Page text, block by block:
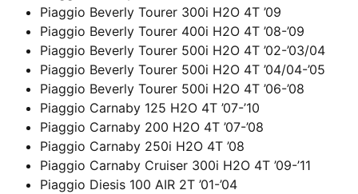
Piaggio Beverly Tourer 300i H2O 4T ’09
Piaggio Beverly Tourer 400i H2O 4T ’08-’09
Piaggio Beverly Tourer 500i H2O 4T ’02-’03/04
Piaggio Beverly Tourer 500i H2O 4T ’04/04-’05
Piaggio Beverly Tourer 500i H2O 4T ’06-’08
Piaggio Carnaby 125 H2O 4T ’07-’10
Piaggio Carnaby 200 H2O 4T ’07-’08
Piaggio Carnaby 250i H2O 4T ’08
Piaggio Carnaby Cruiser 300i H2O 4T ’09-’11
Piaggio Diesis 100 AIR 2T ’01-’04